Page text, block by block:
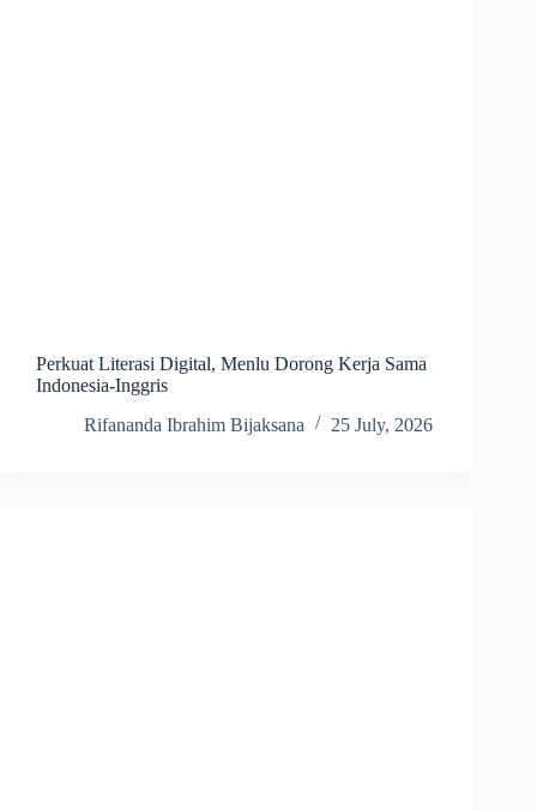
Perkuat Literasi Digital, Menlu Dorong Kerja Sama
Indonesia-Inggris
Rifananda Ibrahim Bijaksana
25 July, 2026